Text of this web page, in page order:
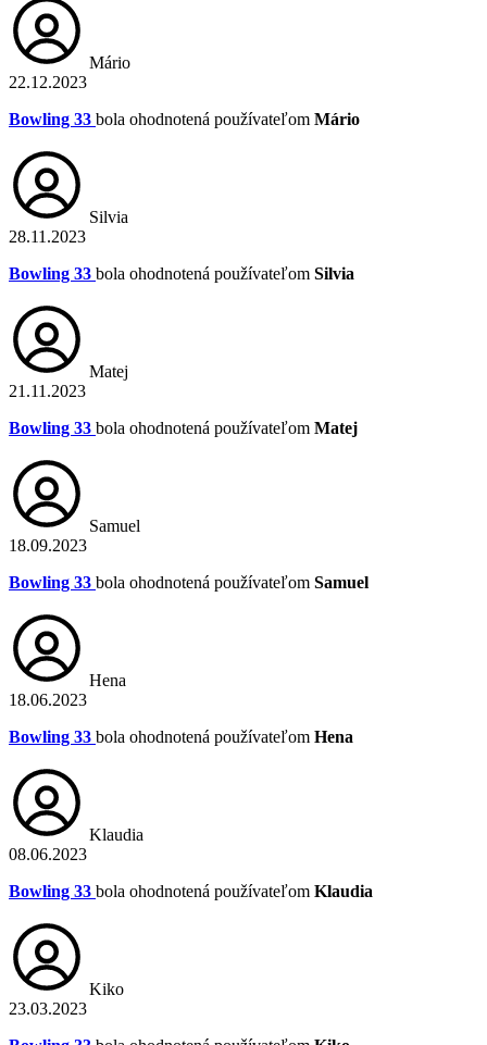
Mário
22.12.2023
Bowling 33 bola ohodnotená používateľom Mário
Silvia
28.11.2023
Bowling 33 bola ohodnotená používateľom Silvia
Matej
21.11.2023
Bowling 33 bola ohodnotená používateľom Matej
Samuel
18.09.2023
Bowling 33 bola ohodnotená používateľom Samuel
Hena
18.06.2023
Bowling 33 bola ohodnotená používateľom Hena
Klaudia
08.06.2023
Bowling 33 bola ohodnotená používateľom Klaudia
Kiko
23.03.2023